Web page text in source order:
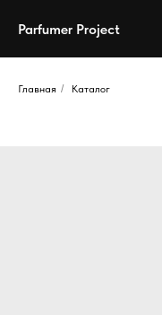
Parfumer Project
Главная / Каталог